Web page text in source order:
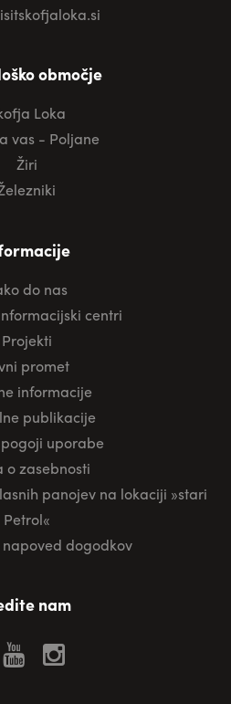
območje
Loka
vas - Poljane
Žiri
do nas
centri
Projekti
promet
informacije
publikacije
uporabe
o zasebnosti
panojev na lokaciji »stari
Petrol«
dogodkov
nam